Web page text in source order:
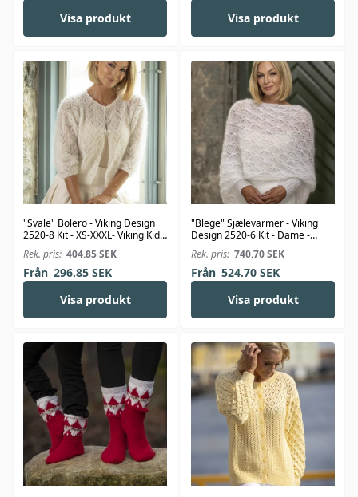
Visa produkt
Visa produkt
"Svale" Bolero - Viking Design
2520-8 Kit - XS-XXXL- Viking Kid-
Silk
Rek. pris: 404.85SEK
Från 296.85SEK
Visa produkt
"Blege" Sjælevarmer - Viking
Design 2520-6 Kit - Dame -
Viking Kid-Silk
Rek. pris: 740.70SEK
Från 524.70SEK
Visa produkt